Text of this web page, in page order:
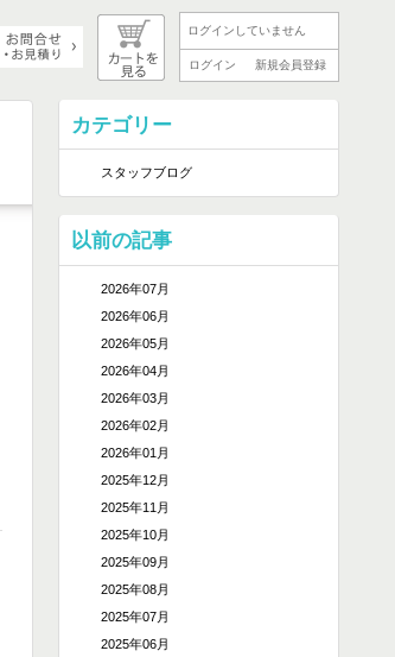
ログインしていません
ログイン 新規会員登録
カテゴリー
スタッフブログ
以前の記事
2026年07月
2026年06月
2026年05月
2026年04月
2026年03月
2026年02月
2026年01月
2025年12月
2025年11月
2025年10月
2025年09月
2025年08月
2025年07月
2025年06月